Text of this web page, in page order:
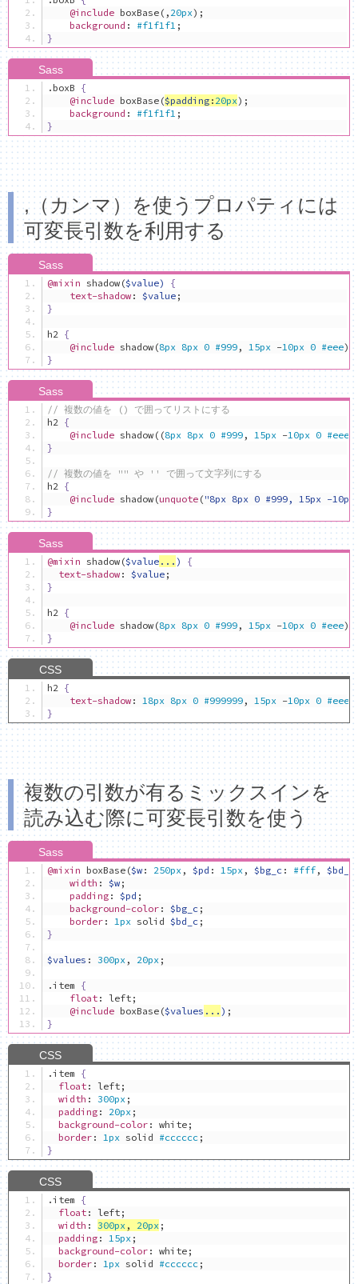
@include boxBase (, 20px);
background : #f1f1f1 ;
}
. boxB {
@include boxBase ($padding : 20px);
background : #f1f1f1 ;
}
,（カンマ）を使うプロパティには
可変長引数を利用する
@mixin shadow ($value)
{
text-shadow : $value ;
}
h2 {
@include shadow (8px 8px 0 #999 , 15px -10px 0 #eee);
}
// 複数の値を () で囲ってリストにする
h2 {
@include shadow ((8px 8px 0 #999 , 15px -10px 0 #eee
}
// 複数の値を "" や '' で囲って文字列にする
h2 {
@include shadow (unquote ( "8px 8px 0 #999, 15px -
}
@mixin shadow ($value ... )
{
text-shadow : $value ;
}
h2 {
@include shadow (8px 8px 0 #999 , 15px -10px 0 #eee);
}
h2 {
text-shadow : 18px 8px 0 #999999 , 15px -10px 0
}
複数の引数が有るミックスインを
読み込む際に可変長引数を使う
@mixin boxBase ($w : 250px , $pd : 15px , $bg_c : #fff , $bd_c
width : $w ;
padding : $pd ;
background-color : $bg_c ;
border : 1px solid $bd_c ;
}
$values : 300px , 20px ;
.item {
float : left ;
@include boxBase ($values ... ) ;
}
.item {
float : left ;
width : 300px ;
padding : 20px ;
background-color : white ;
border : 1px solid #cccccc ;
}
.item {
float : left ;
width : 300px , 20px ;
padding : 15px ;
background-color : white ;
border : 1px solid #cccccc ;
}